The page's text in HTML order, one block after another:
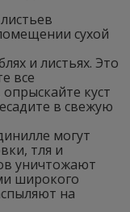
сухой
и листьях. Это
все
куст
в свежую
могут
тля и
уничтожают
широкого
на